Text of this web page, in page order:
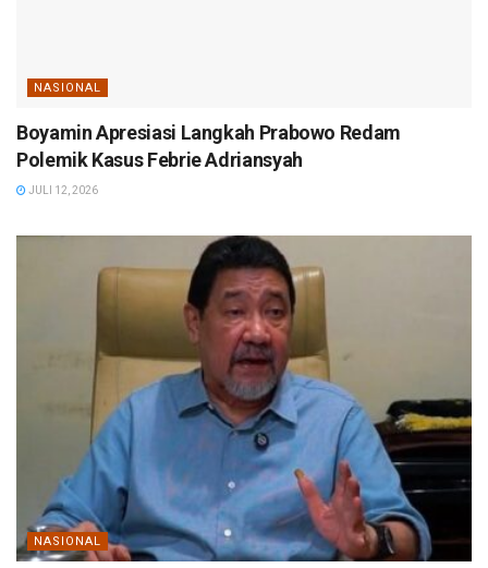
NASIONAL
Boyamin Apresiasi Langkah Prabowo Redam
Polemik Kasus Febrie Adriansyah
JULI 12, 2026
NASIONAL